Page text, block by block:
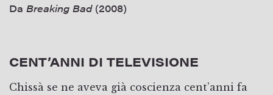
Da Breaking Bad (2008)
CENT’ANNI DI TELEVISIONE
Chissà se ne aveva già coscienza cent’anni fa